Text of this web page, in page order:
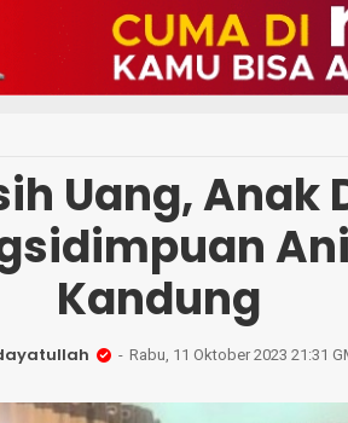
Uang, Anak
Kandung
Rabu, 11 Oktober 2023 21:31